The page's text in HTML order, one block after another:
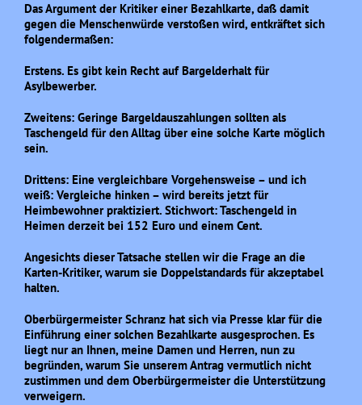
Das Argument der Kritiker einer Bezahlkarte, daß damit
gegen die Menschenwürde verstoßen wird, entkräftet sich
folgendermaßen:
Erstens. Es gibt kein Recht auf Bargelderhalt für
Asylbewerber.
Zweitens: Geringe Bargeldauszahlungen sollten als
Taschengeld für den Alltag über eine solche Karte möglich
sein.
Drittens: Eine vergleichbare Vorgehensweise – und ich
weiß: Vergleiche hinken – wird bereits jetzt für
Heimbewohner praktiziert. Stichwort: Taschengeld in
Heimen derzeit bei 152 Euro und einem Cent.
Angesichts dieser Tatsache stellen wir die Frage an die
Karten-Kritiker, warum sie Doppelstandards für akzeptabel
halten.
Oberbürgermeister Schranz hat sich via Presse klar für die
Einführung einer solchen Bezahlkarte ausgesprochen. Es
liegt nur an Ihnen, meine Damen und Herren, nun zu
begründen, warum Sie unserem Antrag vermutlich nicht
zustimmen und dem Oberbürgermeister die Unterstützung
verweigern.